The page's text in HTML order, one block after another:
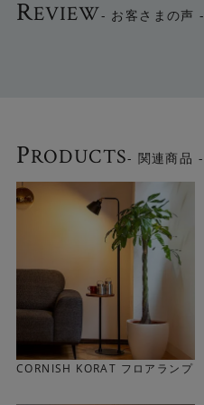
REVIEW- お客さまの声 -
PRODUCTS- 関連商品 -
CORNISH KORAT フロアランプ